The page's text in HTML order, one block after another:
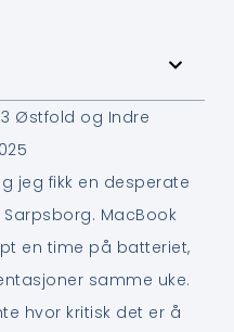
Østfold og Indre
jeg fikk en desperate
MacBook
en time på batteriet,
samme uke.
hvor kritisk det er å